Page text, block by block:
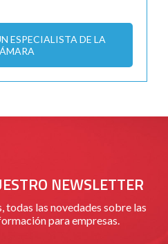
ESPECIALISTA DE LA
NEWSLETTER
todas las novedades sobre las
para empresas.